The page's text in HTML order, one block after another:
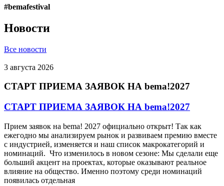
#bemafestival
Новости
Все новости
3 августа 2026
СТАРТ ПРИЕМА ЗАЯВОК НА bema!2027
СТАРТ ПРИЕМА ЗАЯВОК НА bema!2027
Прием заявок на bema! 2027 официально открыт! Так как
ежегодно мы анализируем рынок и развиваем премию вместе
с индустрией, изменяется и наш список макрокатегорий и
номинаций. Что изменилось в новом сезоне: Мы сделали еще
больший акцент на проектах, которые оказывают реальное
влияние на общество. Именно поэтому среди номинаций
появилась отдельная